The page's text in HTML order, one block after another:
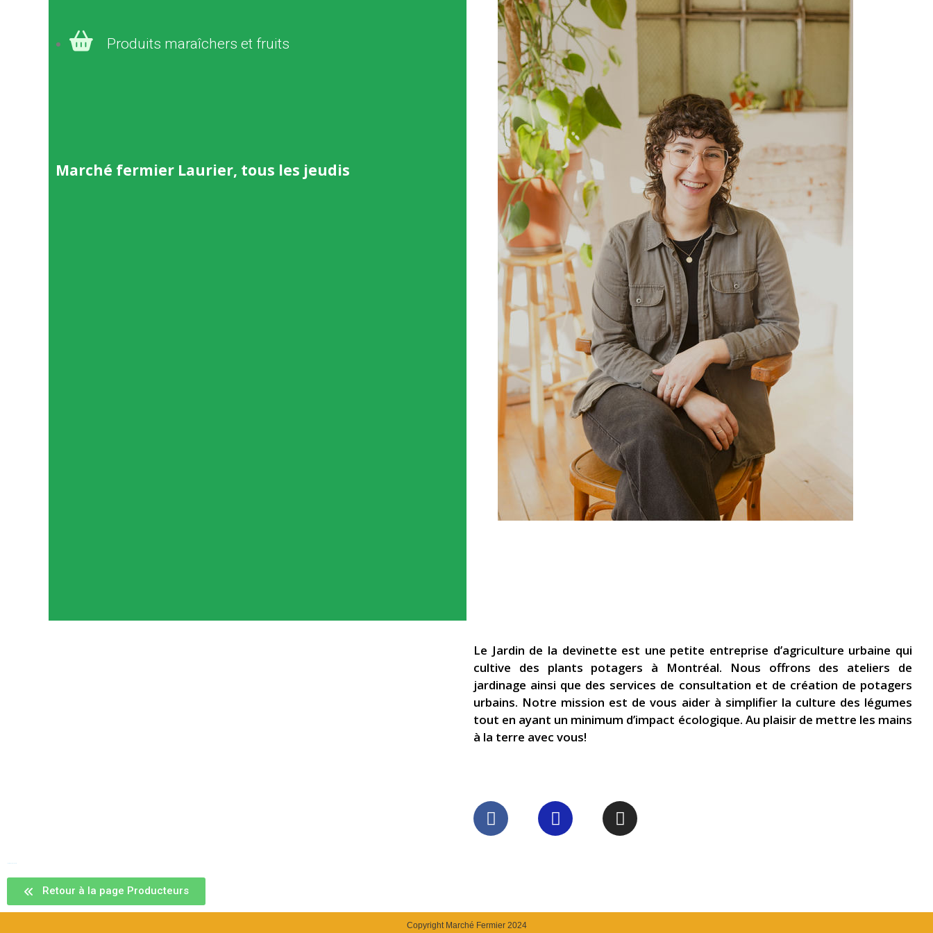
Produits maraîchers et fruits
Marché fermier Laurier, tous les jeudis
Le Jardin de la devinette est une petite entreprise d’agriculture urbaine qui
cultive des plants potagers à Montréal. ​ Nous offrons des ateliers de
jardinage ainsi que des services de consultation et de création de potagers
urbains. Notre mission est de vous aider à simplifier la culture des légumes
tout en ayant un minimum d’impact écologique. ​​​Au plaisir de mettre les mains
à la terre avec vous!​
Retour à la page Producteurs
Copyright Marché Fermier 2024